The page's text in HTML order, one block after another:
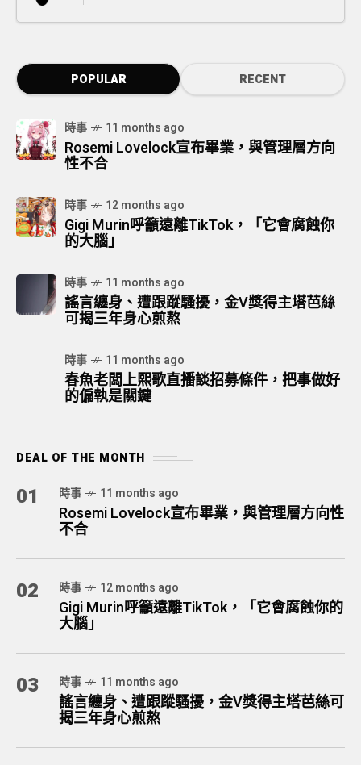
POPULAR RECENT
時事 11 months ago
Rosemi Lovelock宣布畢業，與管理層方向
性不合
時事 12 months ago
Gigi Murin呼籲遠離TikTok，「它會腐蝕你
的大腦」
時事 11 months ago
謠言纏身、遭跟蹤騷擾，金V獎得主塔芭絲
可揭三年身心煎熬
時事 11 months ago
春魚老闆上熙歌直播談招募條件，把事做好
的偏執是關鍵
DEAL OF THE MONTH
01 時事 11 months ago
Rosemi Lovelock宣布畢業，與管理層方向性
不合
02 時事 12 months ago
Gigi Murin呼籲遠離TikTok，「它會腐蝕你的
大腦」
03 時事 11 months ago
謠言纏身、遭跟蹤騷擾，金V獎得主塔芭絲可
揭三年身心煎熬